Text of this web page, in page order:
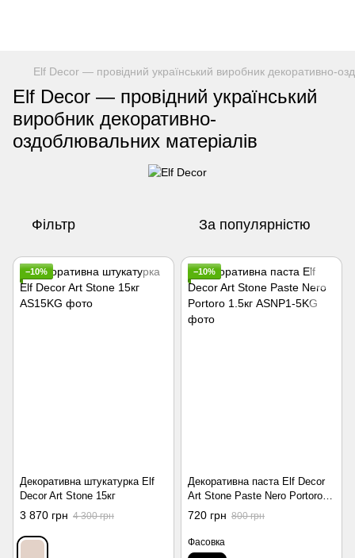
Elf Decor — провідний український виробник декоративно-
Elf Decor — провідний український
виробник декоративно-
оздоблювальних матеріалів
Фільтр За популярністю
−10%
Декоративна штукатурка Elf
Decor Art Stone 15кг
3 870 грн 4 300 грн
−10%
Декоративна паста Elf Decor
Art Stone Paste Nero Portoro
1.5кг
720 грн 800 грн
Фасовка